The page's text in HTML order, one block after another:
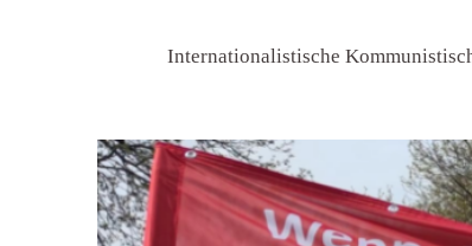
Internationalistische